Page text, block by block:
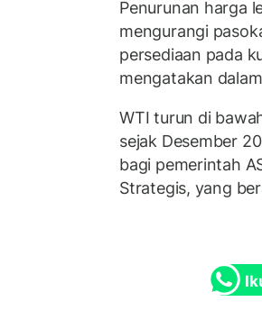
Penurunan harga
mengurangi
persediaan pada
mengatakan
WTI turun di
sejak Desember
bagi pemerintah
Strategis, yang